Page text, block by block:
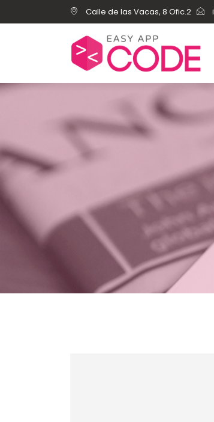
Calle de las Vacas, 8 Ofic.2